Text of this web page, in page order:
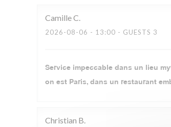
CamilleC
2026-08-06 - 13:00 - GUESTS 3
Service impeccable dans un lieu
on est Paris, dans un restaurant
Christian B